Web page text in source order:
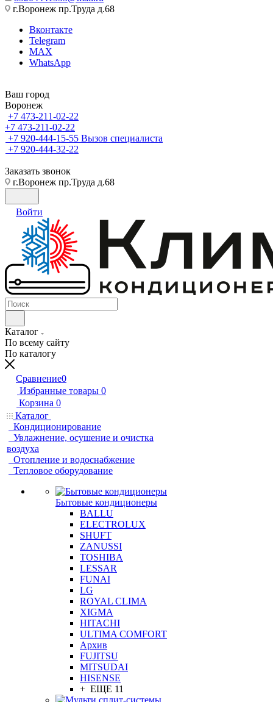
г.Воронеж пр.Труда д.68
Вконтакте
Telegram
MAX
WhatsApp
Ваш город
Воронеж
+7 473-211-02-22
+7 473-211-02-22
+7 920-444-15-55 Вызов специалиста
+7 920-444-32-22
Заказать звонок
г.Воронеж пр.Труда д.68
Войти
Каталог
По всему сайту
По каталогу
Сравнение0
Избранные товары 0
Корзина 0
Каталог
Кондиционирование
Увлажнение, осушение и очистка
воздуха
Отопление и водоснабжение
Тепловое оборудование
Бытовые кондиционеры
BALLU
ELECTROLUX
SHUFT
ZANUSSI
TOSHIBA
LESSAR
FUNAI
LG
ROYAL CLIMA
XIGMA
HITACHI
ULTIMA COMFORT
Архив
FUJITSU
MITSUDAI
HISENSE
+ ЕЩЕ 11